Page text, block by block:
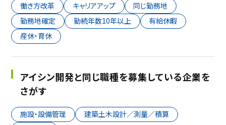
働き方改革 キャリアアップ
同じ勤務地
勤務地確定
勤続年数10年以上
有給休暇
産休・育休
アイシン開発と同じ職種を募集している企業を
さがす
施設・設備管理
建築土木設計／測量／積算